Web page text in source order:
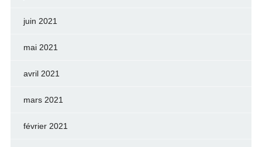
juin 2021
mai 2021
avril 2021
mars 2021
février 2021